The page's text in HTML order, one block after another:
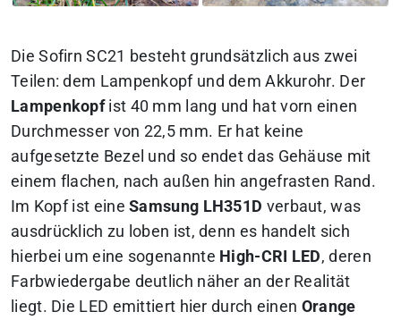
Die Sofirn SC21 besteht grundsätzlich aus zwei
Teilen: dem Lampenkopf und dem Akkurohr. Der
Lampenkopfist 40 mm lang und hat vorn einen
Durchmesser von 22,5 mm. Er hat keine
aufgesetzte Bezel und so endet das Gehäuse mit
einem flachen, nach außen hin angefrasten Rand.
Im Kopf ist eineSamsung LH351D verbaut, was
ausdrücklich zu loben ist, denn es handelt sich
hierbei um eine sogenannte High-CRI LED, deren
Farbwiedergabe deutlich näher an der Realität
liegt. Die LED emittiert hier durch einen Orange